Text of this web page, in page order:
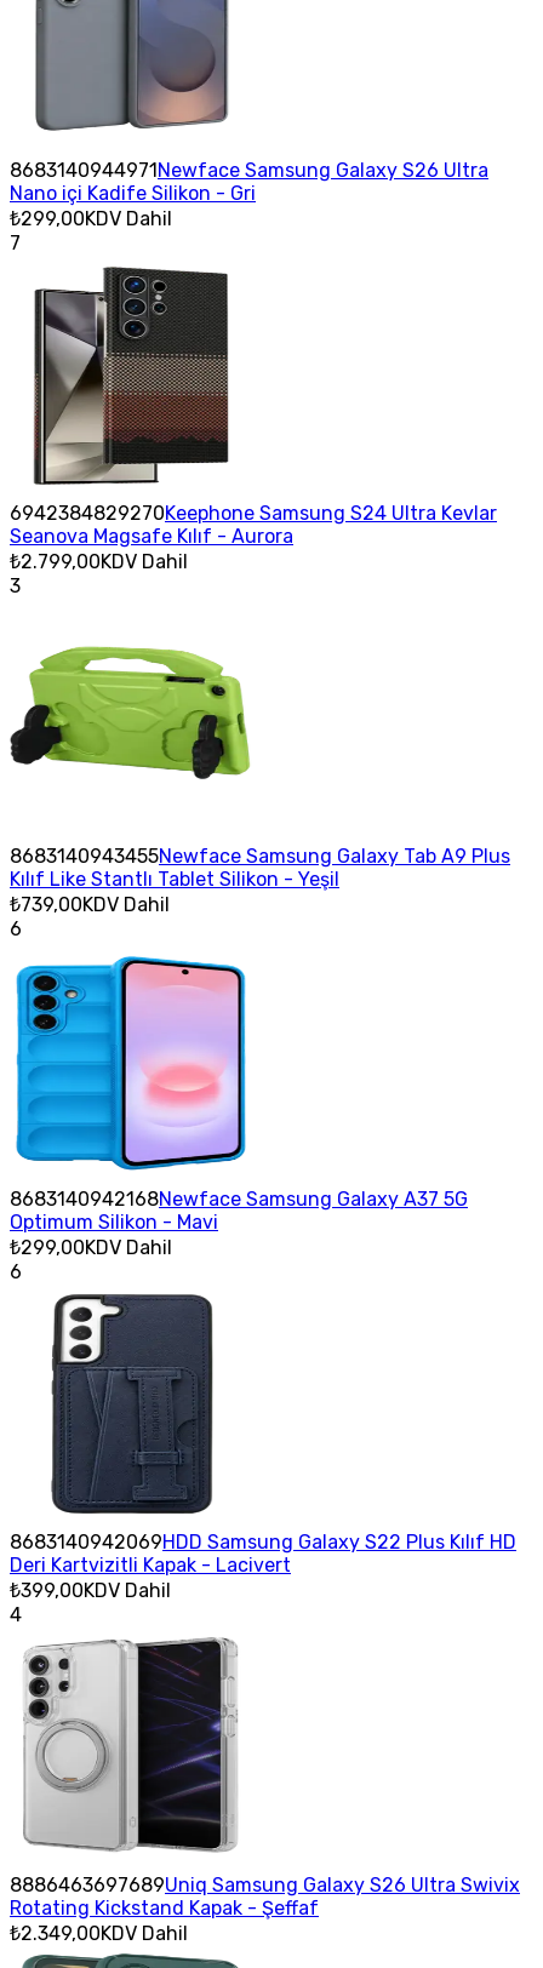
8683140944971Newface Samsung Galaxy S26 Ultra
Nano içi Kadife Silikon - Gri
₺299,00KDV Dahil
7
6942384829270Keephone Samsung S24 Ultra Kevlar
Seanova Magsafe Kılıf - Aurora
₺2.799,00KDV Dahil
3
8683140943455Newface Samsung Galaxy Tab A9 Plus
Kılıf Like Stantlı Tablet Silikon - Yeşil
₺739,00KDV Dahil
6
8683140942168Newface Samsung Galaxy A37 5G
Optimum Silikon - Mavi
₺299,00KDV Dahil
6
8683140942069HDD Samsung Galaxy S22 Plus Kılıf HD
Deri Kartvizitli Kapak - Lacivert
₺399,00KDV Dahil
4
8886463697689Uniq Samsung Galaxy S26 Ultra Swivix
Rotating Kickstand Kapak - Şeffaf
₺2.349,00KDV Dahil